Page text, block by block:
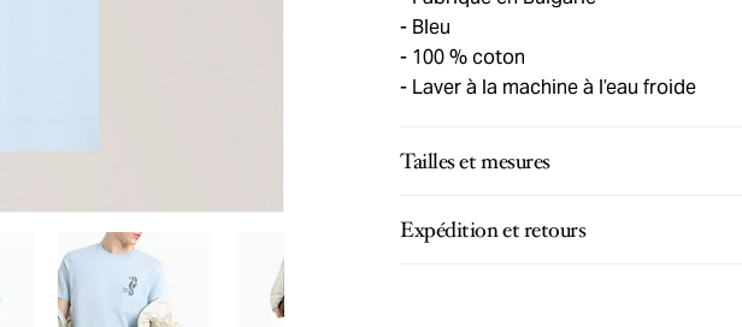
Bleu
100 % coton
Laver à la machine à l’eau froide
Tailles et mesures
Expédition et retours